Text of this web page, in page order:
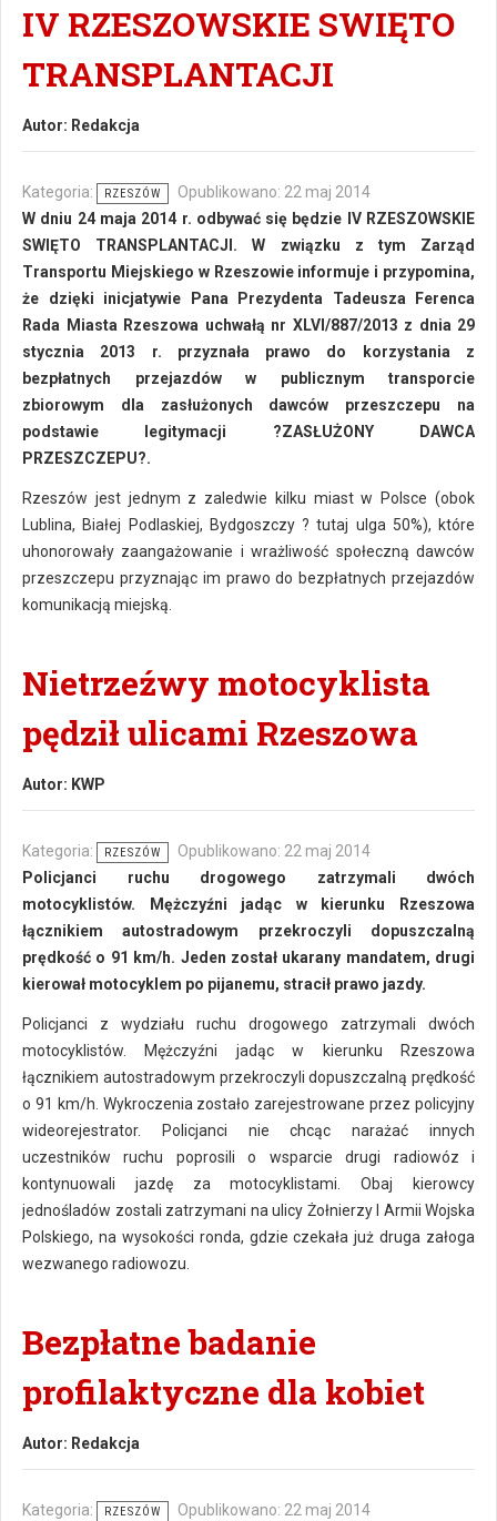
IV RZESZOWSKIE SWIĘTO
TRANSPLANTACJI
Autor: Redakcja
Kategoria: RZESZÓW
Opublikowano: 22 maj 2014
W dniu 24 maja 2014 r. odbywać się będzie IV RZESZOWSKIE
SWIĘTO TRANSPLANTACJI. W związku z tym Zarząd
Transportu Miejskiego w Rzeszowie informuje i przypomina,
że dzięki inicjatywie Pana Prezydenta Tadeusza Ferenca
Rada Miasta Rzeszowa uchwałą nr XLVI/887/2013 z dnia 29
stycznia 2013 r. przyznała prawo do korzystania z
bezpłatnych przejazdów w publicznym transporcie
zbiorowym dla zasłużonych dawców przeszczepu na
podstawie legitymacji ?ZASŁUŻONY DAWCA
PRZESZCZEPU?.
Rzeszów jest jednym z zaledwie kilku miast w Polsce (obok
Lublina, Białej Podlaskiej, Bydgoszczy ? tutaj ulga 50%), które
uhonorowały zaangażowanie i wrażliwość społeczną dawców
przeszczepu przyznając im prawo do bezpłatnych przejazdów
komunikacją miejską.
Nietrzeźwy motocyklista
pędził ulicami Rzeszowa
Autor: KWP
Kategoria: RZESZÓW
Opublikowano: 22 maj 2014
Policjanci ruchu drogowego zatrzymali dwóch
motocyklistów. Mężczyźni jadąc w kierunku Rzeszowa
łącznikiem autostradowym przekroczyli dopuszczalną
prędkość o 91 km/h. Jeden został ukarany mandatem, drugi
kierował motocyklem po pijanemu, stracił prawo jazdy.
Policjanci z wydziału ruchu drogowego zatrzymali dwóch
motocyklistów. Mężczyźni jadąc w kierunku Rzeszowa
łącznikiem autostradowym przekroczyli dopuszczalną prędkość
o 91 km/h. Wykroczenia zostało zarejestrowane przez policyjny
wideorejestrator. Policjanci nie chcąc narażać innych
uczestników ruchu poprosili o wsparcie drugi radiowóz i
kontynuowali jazdę za motocyklistami. Obaj kierowcy
jednośladów zostali zatrzymani na ulicy Żołnierzy I Armii Wojska
Polskiego, na wysokości ronda, gdzie czekała już druga załoga
wezwanego radiowozu.
Bezpłatne badanie
profilaktyczne dla kobiet
Autor: Redakcja
Kategoria: RZESZÓW Opublikowano: 22 maj 2014